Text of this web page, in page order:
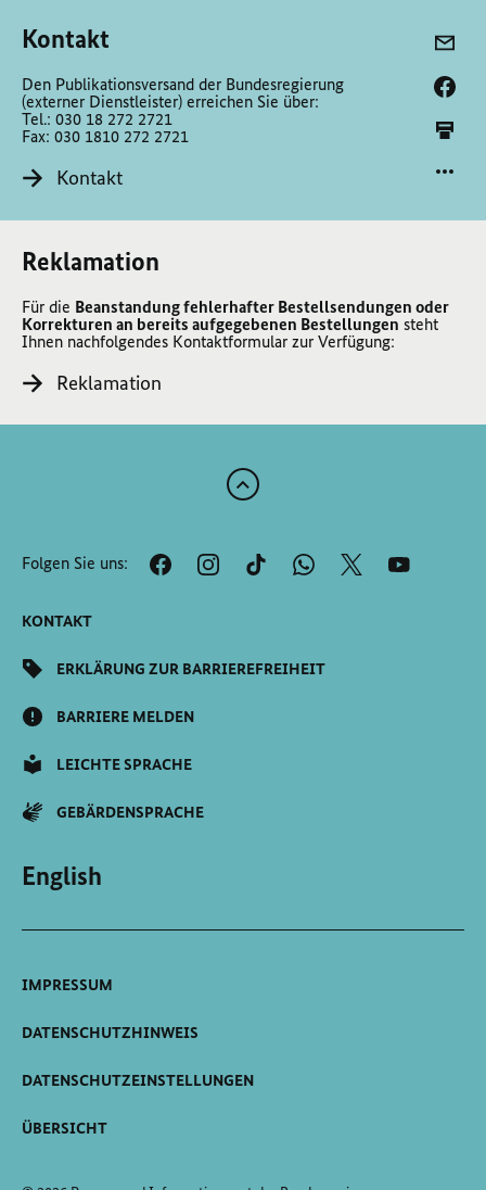
Kontakt
Den Publikationsversand der Bundesregierung
(externer Dienstleister) erreichen Sie über:
Tel.: 030 18 272 2721
Fax: 030 1810 272 2721
Kontakt
Reklamation
Für die Beanstandung fehlerhafter Bestellsendungen oder
Korrekturen an bereits aufgegebenen Bestellungen steht
Ihnen nachfolgendes Kontaktformular zur Verfügung:
Reklamation
Zum
der
Seite
Folgen Sie uns:
KONTAKT
ERKLÄRUNG ZUR BARRIEREFREIHEIT
BARRIERE MELDEN
LEICHTE SPRACHE
GEBÄRDENSPRACHE
English
IMPRESSUM
DATENSCHUTZHINWEIS
DATENSCHUTZEINSTELLUNGEN
ÜBERSICHT